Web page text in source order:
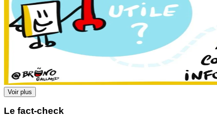
Voir plus
Le fact-check